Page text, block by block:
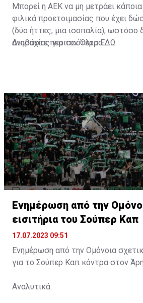
Μπορεί η ΑΕΚ να μη μετράει κάποια
φιλικά προετοιμασίας που έχει
(δύο ήττες, μια ισοπαλία), ωστόσο
ανησυχίας για τον Όλτρα.
Διαβάστε περισσότεραΕΔΩ.
Ενημέρωση από την
εισιτήρια του Σούπερ Καπ
17.07.2023 09:51
Ενημέρωση από την Ομόνοια
για το Σούπερ Καπ κόντρα στον
Αναλυτικά: